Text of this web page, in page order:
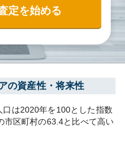
定を始める
の資産性・将来性
口は2020年を100とした指数
市区町村の63.4と比べて高い